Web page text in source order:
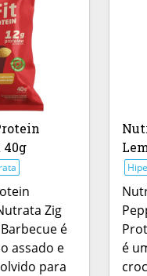
40g
Zig
é
assado e
para
é